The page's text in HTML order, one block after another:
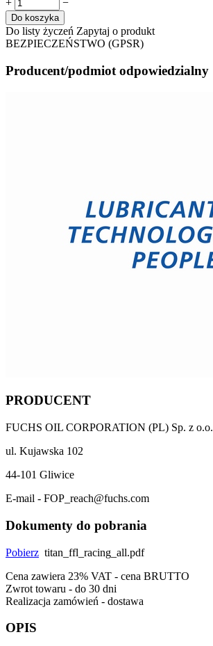
+
−
Do koszyka
Do listy życzeń Zapytaj o produkt
BEZPIECZEŃSTWO (GPSR)
Producent/podmiot odpowiedzialny
PRODUCENT
FUCHS OIL CORPORATION (PL) Sp. z o.o.
ul. Kujawska 102
44-101 Gliwice
E-mail - FOP_reach@fuchs.com
Dokumenty do pobrania
Pobierz titan_ffl_racing_all.pdf
Cena zawiera 23% VAT - cena BRUTTO
Zwrot towaru - do 30 dni
Realizacja zamówień - dostawa
OPIS